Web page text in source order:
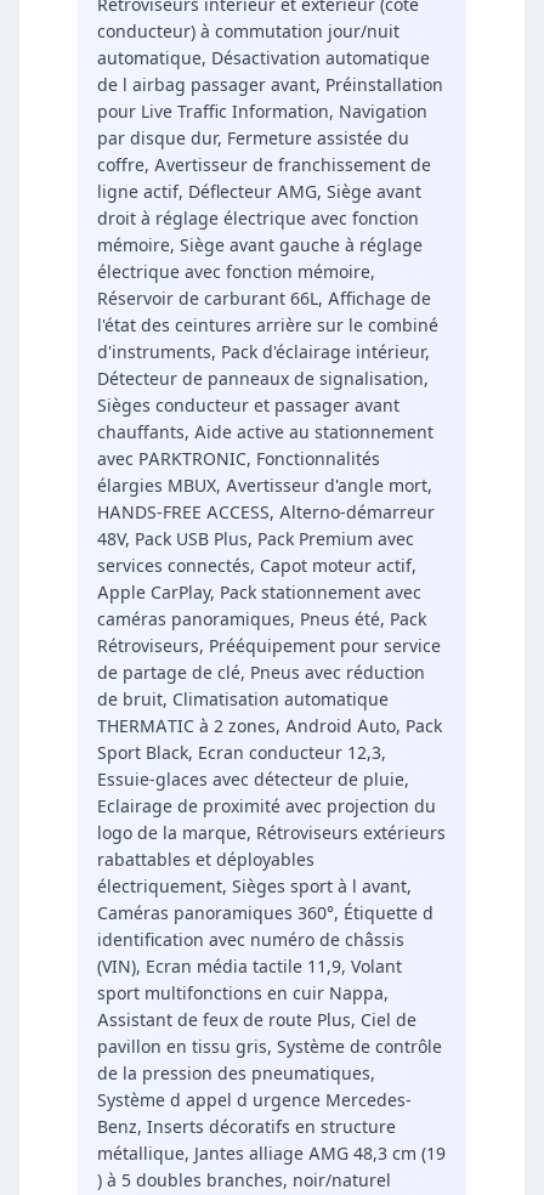
Rétroviseurs intérieur et extérieur (côté
conducteur) à commutation jour/nuit
automatique, Désactivation automatique
de l airbag passager avant, Préinstallation
pour Live Traffic Information, Navigation
par disque dur, Fermeture assistée du
coffre, Avertisseur de franchissement de
ligne actif, Déflecteur AMG, Siège avant
droit à réglage électrique avec fonction
mémoire, Siège avant gauche à réglage
électrique avec fonction mémoire,
Réservoir de carburant 66L, Affichage de
l'état des ceintures arrière sur le combiné
d'instruments, Pack d'éclairage intérieur,
Détecteur de panneaux de signalisation,
Sièges conducteur et passager avant
chauffants, Aide active au stationnement
avec PARKTRONIC, Fonctionnalités
élargies MBUX, Avertisseur d'angle mort,
HANDS-FREE ACCESS, Alterno-démarreur
48V, Pack USB Plus, Pack Premium avec
services connectés, Capot moteur actif,
Apple CarPlay, Pack stationnement avec
caméras panoramiques, Pneus été, Pack
Rétroviseurs, Prééquipement pour service
de partage de clé, Pneus avec réduction
de bruit, Climatisation automatique
THERMATIC à 2 zones, Android Auto, Pack
Sport Black, Ecran conducteur 12,3,
Essuie-glaces avec détecteur de pluie,
Eclairage de proximité avec projection du
logo de la marque, Rétroviseurs extérieurs
rabattables et déployables
électriquement, Sièges sport à l avant,
Caméras panoramiques 360°, Étiquette d
identification avec numéro de châssis
(VIN), Ecran média tactile 11,9, Volant
sport multifonctions en cuir Nappa,
Assistant de feux de route Plus, Ciel de
pavillon en tissu gris, Système de contrôle
de la pression des pneumatiques,
Système d appel d urgence Mercedes-
Benz, Inserts décoratifs en structure
métallique, Jantes alliage AMG 48,3 cm (19
) à 5 doubles branches, noir/naturel